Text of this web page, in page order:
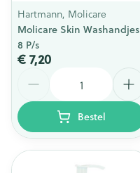
Hartmann, Molicare
Molicare Skin Washandjes
8 P/s
€ 7,20
Bestel